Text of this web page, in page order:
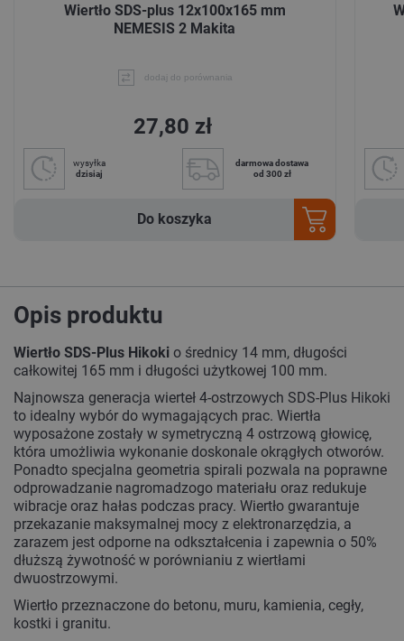
Wiertło SDS-plus 12x100x165 mm
NEMESIS 2 Makita
dodaj do porównania
27,80 zł
wysyłka
dzisiaj
darmowa dostawa
od 300 zł
Do koszyka
Opis produktu
Wiertło SDS-Plus Hikoki o średnicy 14 mm, długości
całkowitej 165 mm i długości użytkowej 100 mm.
Najnowsza generacja wierteł 4-ostrzowych SDS-Plus Hikoki
to idealny wybór do wymagających prac. Wiertła
wyposażone zostały w symetryczną 4 ostrzową głowicę,
która umożliwia wykonanie doskonale okrągłych otworów.
Ponadto specjalna geometria spirali pozwala na poprawne
odprowadzanie nagromadzogo materiału oraz redukuje
wibracje oraz hałas podczas pracy. Wiertło gwarantuje
przekazanie maksymalnej mocy z elektronarzędzia, a
zarazem jest odporne na odkształcenia i zapewnia o 50%
dłuższą żywotność w porównianiu z wiertłami
dwuostrzowymi.
Wiertło przeznaczone do betonu, muru, kamienia, cegły,
kostki i granitu.